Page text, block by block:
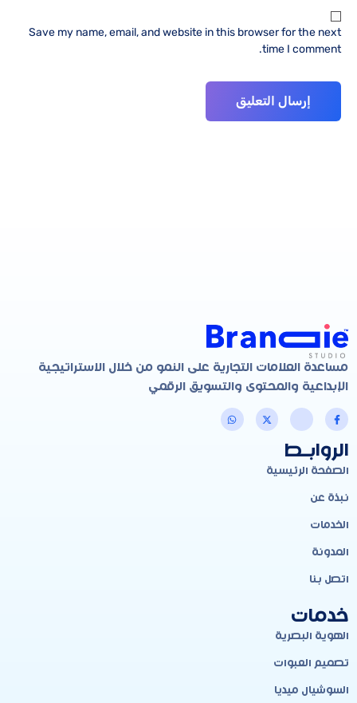
Save my name, email, and website in this browser for the next
time I comment.
مساعدة العلامات التجارية على النمو من خلال الاستراتيجية
الإبداعية والمحتوى والتسويق الرقمي
الروابـط
الصفحة الرئيسية
نبذة عن
الخدمات
المدونة
اتصل بنا
خدمات
الهوية البصرية
تصميم العبوات
السوشيال ميديا